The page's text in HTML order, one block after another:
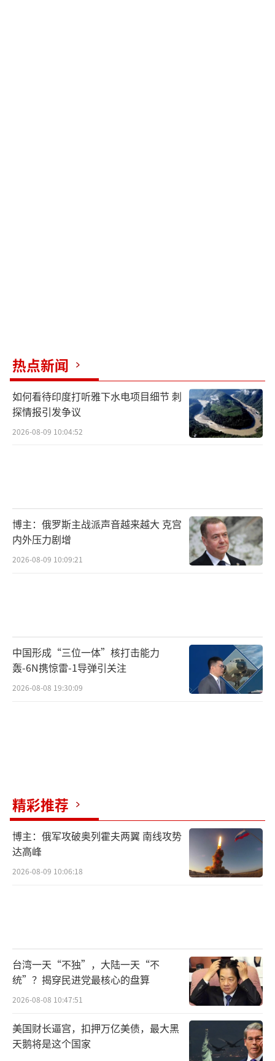
热点新闻
如何看待印度打听雅下水电项目细节 刺
探情报引发争议
2026-08-09 10:04:52
博主：俄罗斯主战派声音越来越大 克宫
内外压力剧增
2026-08-09 10:09:21
中国形成“三位一体”核打击能力
轰-6N携惊雷-1导弹引关注
2026-08-08 19:30:09
精彩推荐
博主：俄军攻破奥列霍夫两翼 南线攻势
达高峰
2026-08-09 10:06:18
台湾一天“不独”，大陆一天“不
统”？揭穿民进党最核心的盘算
2026-08-08 10:47:51
美国财长逼宫，扣押万亿美债，最大黑
天鹅将是这个国家